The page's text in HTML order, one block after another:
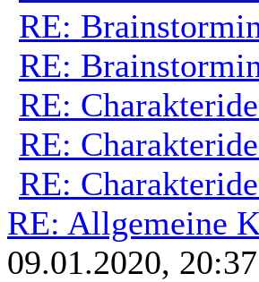
RE:
RE:
RE:
RE:
RE:
RE: Allgemeine
09.01.2020, 20:37